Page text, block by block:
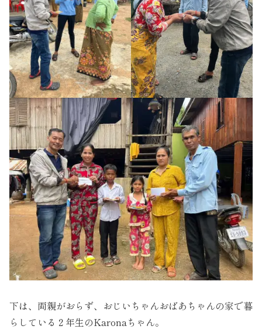
下は、両親がおらず、おじいちゃんおばあちゃんの家で暮
らしている２年生のKaronaちゃん。